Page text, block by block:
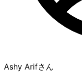
Ashy Arifさん